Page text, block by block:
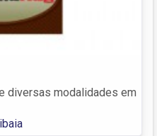
diversas modalidades em